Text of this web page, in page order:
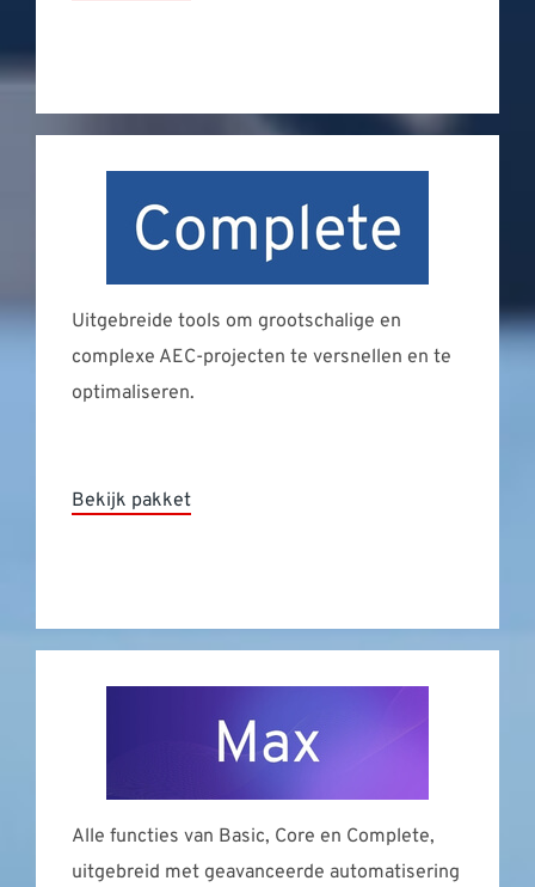
Uitgebreide tools om grootschalige en
complexe AEC-projecten te versnellen en te
optimaliseren.
Bekijk pakket
Alle functies van Basic, Core en Complete,
uitgebreid met geavanceerde automatisering